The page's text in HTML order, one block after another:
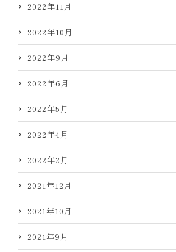
2022年11月
2022年10月
2022年9月
2022年6月
2022年5月
2022年4月
2022年2月
2021年12月
2021年10月
2021年9月